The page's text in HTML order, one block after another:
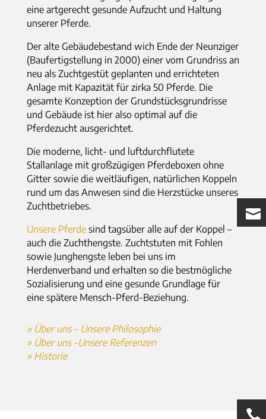
eine artgerecht gesunde Aufzucht und Haltung
unserer Pferde.
Der alte Gebäudebestand wich Ende der Neunziger
(Baufertigstellung in 2000) einer vom Grundriss an
neu als Zuchtgestüt geplanten und errichteten
Anlage mit Kapazität für zirka 50 Pferde. Die
gesamte Konzeption der Grundstücksgrundrisse
und Gebäude ist hier also optimal auf die
Pferdezucht ausgerichtet.
Die moderne, licht- und luftdurchflutete
Stallanlage mit großzügigen Pferdeboxen ohne
Gitter sowie die weitläufigen, natürlichen Koppeln
rund um das Anwesen sind die Herzstücke unseres
Zuchtbetriebes.
Unsere Pferdesind tagsüber alle auf der Koppel –
auch die Zuchthengste. Zuchtstuten mit Fohlen
sowie Junghengste leben bei uns im
Herdenverband und erhalten so die bestmögliche
Sozialisierung und eine gesunde Grundlage für
eine spätere Mensch-Pferd-Beziehung.
» Über uns – Unsere Philosophie
» Über uns -Unsere Referenzen
» Historie